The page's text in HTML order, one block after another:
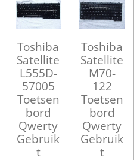
Toshiba
Satellite
L555D-
57005
Toetsen
bord
Qwerty
Gebruik
t
Toshiba
Satellite
M70-
122
Toetsen
bord
Qwerty
Gebruik
t